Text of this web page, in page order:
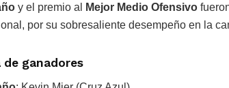
y el premio al Mejor Medio Ofensivo
por su sobresaliente desempeño en la
ganadores